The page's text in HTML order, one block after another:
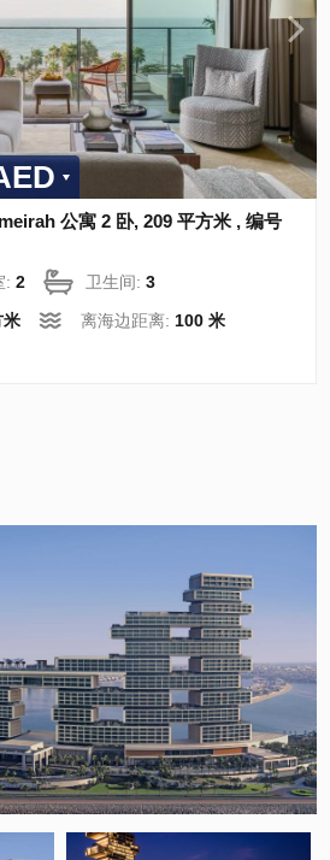
公寓 2 卧, 209 平方米 , 编号
:2 卫生间:3
米 离海边距离: 100 米